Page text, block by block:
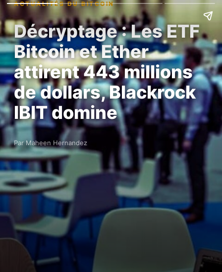
ACTUALITÉS DU BITCOIN
Décryptage : Les ETF
Bitcoin et Ether
attirent 443 millions
de dollars, Blackrock
IBIT domine
Par Maheen Hernandez